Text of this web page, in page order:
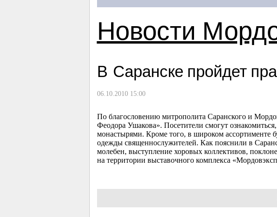
Новости
В Саранске пройдет
06.10.2010 15:00
По благословению митрополита Саранского и
Феодора Ушакова». Посетители смогут
монастырями. Кроме того, в широком ассортименте
одежды священнослужителей. Как пояснили в
молебен, выступление хоровых коллективов,
на территории выставочного комплекса